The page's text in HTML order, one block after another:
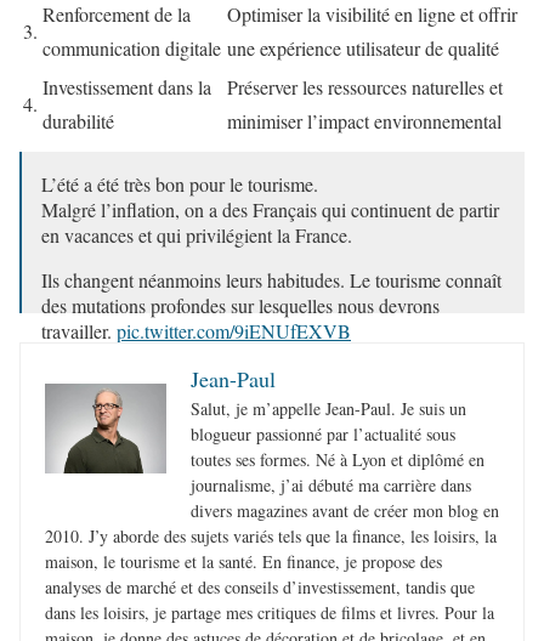
3.
Renforcement de la
communication digitale
Optimiser la visibilité en ligne et offrir
une expérience utilisateur de qualité
4.
Investissement dans la
durabilité
Préserver les ressources naturelles et
minimiser l’impact environnemental
L’été a été très bon pour le tourisme.
Malgré l’inflation, on a des Français qui continuent de partir
en vacances et qui privilégient la France.
Ils changent néanmoins leurs habitudes. Le tourisme connaît
des mutations profondes sur lesquelles nous devrons
travailler. pic.twitter.com/9iENUfEXVB
— Olivia Gregoire (@oliviagregoire)
Jean-Paul
Salut, je m’appelle Jean-Paul. Je suis un
blogueur passionné par l’actualité sous
toutes ses formes. Né à Lyon et diplômé en
journalisme, j’ai débuté ma carrière dans
divers magazines avant de créer mon blog en
2010. J’y aborde des sujets variés tels que la finance, les loisirs, la
maison, le tourisme et la santé. En finance, je propose des
analyses de marché et des conseils d’investissement, tandis que
dans les loisirs, je partage mes critiques de films et livres. Pour la